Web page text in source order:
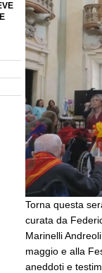
Torna questa
curata da
Marinelli
maggio e alla
aneddoti e